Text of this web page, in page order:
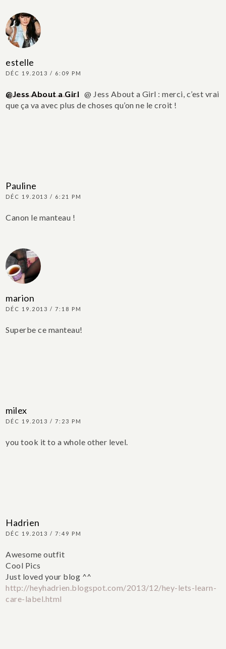
estelle
DÉC 19.2013 / 6:09 PM
@Jess About a Girl @ Jess About a Girl : merci, c’est vrai
que ça va avec plus de choses qu’on ne le croit !
Pauline
DÉC 19.2013 / 6:21 PM
Canon le manteau !
marion
DÉC 19.2013 / 7:18 PM
Superbe ce manteau!
milex
DÉC 19.2013 / 7:23 PM
you took it to a whole other level.
Hadrien
DÉC 19.2013 / 7:49 PM
Awesome outfit
Cool Pics
Just loved your blog ^^
http://heyhadrien.blogspot.com/2013/12/hey-lets-learn-
care-label.html